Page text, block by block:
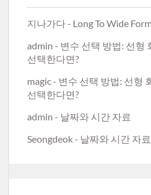
지나가다- Long To Wide Form
admin - 변수 선택 방법: 선형
선택한다면?
magic- 변수 선택 방법: 선형
선택한다면?
admin - 날짜와 시간 자료
Seongdeok- 날짜와 시간 자료